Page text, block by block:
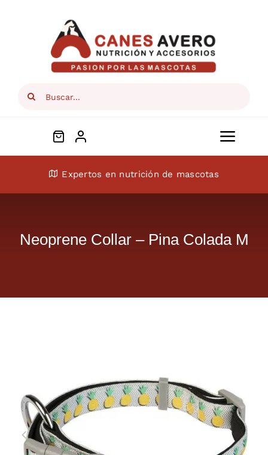
Search
Conócenos
Arenas
Descanso
Expertos en nutrición de mascotas
Neoprene Collar – Pina Colada M